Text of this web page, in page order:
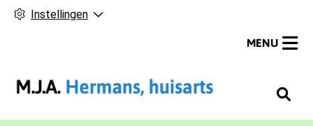
Instellingen
H
o
MENU